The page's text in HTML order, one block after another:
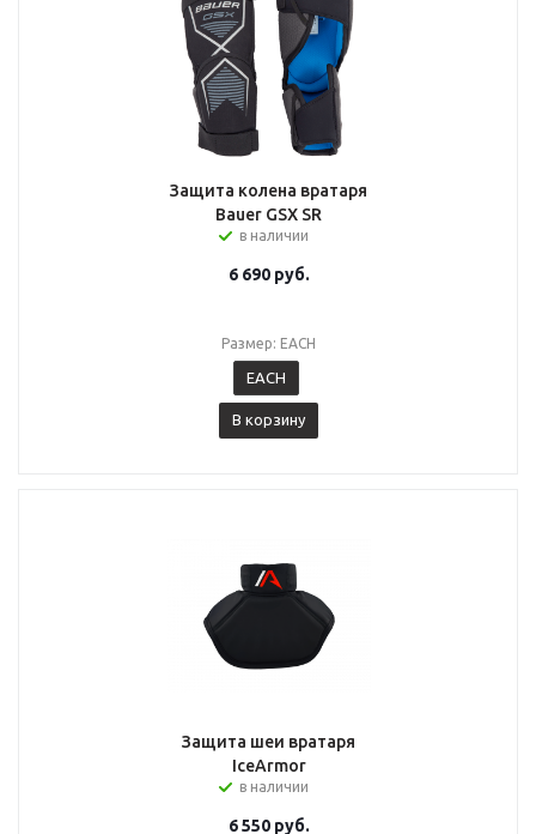
Защита колена вратаря
Bauer GSX SR
в наличии
6 690руб.
Размер: EACH
EACH
В корзину
Защита шеи вратаря
IceArmor
в наличии
6 550руб.